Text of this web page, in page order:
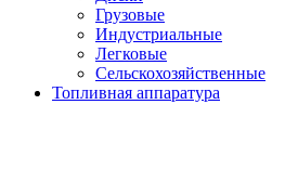
Грузовые
Индустриальные
Легковые
Сельскохозяйственные
Топливная аппаратура